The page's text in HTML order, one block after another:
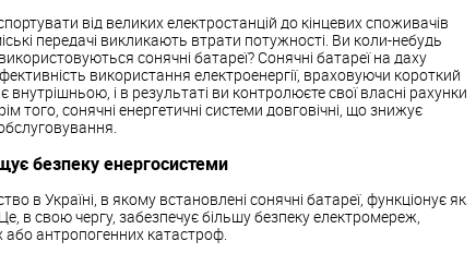
від великих електростанцій до кінцевих споживачів
передачі викликають втрати потужності. Ви коли-небудь
сонячні батареї? Сонячні батареї на даху
використання електроенергії, враховуючи короткий
внутрішньою, і в результаті ви контролюєте свої власні рахунки
того, сонячні енергетичні системи довговічні, що знижує
безпеку енергосистеми
в Україні, в якому встановлені сонячні батареї, функціонує як
в свою чергу, забезпечує більшу безпеку електромереж,
або антропогенних катастроф.